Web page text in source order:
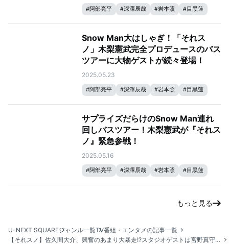
#阿部亮平 #深澤辰哉 #岩本照 #目黒蓮
大橋和也 ラウール
佐久間大介
# Snow Man #それスノ
#それSnow Manにやらせて下さい #渡辺翔太
Snow Man大はしゃぎ！「それス
ノ」⽊梨憲武完全プロデュースのバス
ツアーに⼤物ゲストが続々登場！
2025.05.23
#阿部亮平 #深澤辰哉 #岩本照 #目黒蓮
#
佐久間大介 # Snow Man
それスノ
# それSnow Manにやらせて下さい #渡辺翔太
サプライズだらけのSnow Man連れ
回しバスツアー！木梨憲武が『それス
ノ』緊急参戦！
2025.05.16
#阿部亮平 #深澤辰哉 #岩本照 #目黒蓮
渡辺翔太もっと見る
U-NEXT SQUAREジャンル一覧TV番組・エンタメの記事一覧
【それスノ】佐久間大介、興奮のあまり大暴走!?スタジオゲストは宮野真守！目黒蓮は背水の陣で魚の王様“大鯛”釣りに挑む！